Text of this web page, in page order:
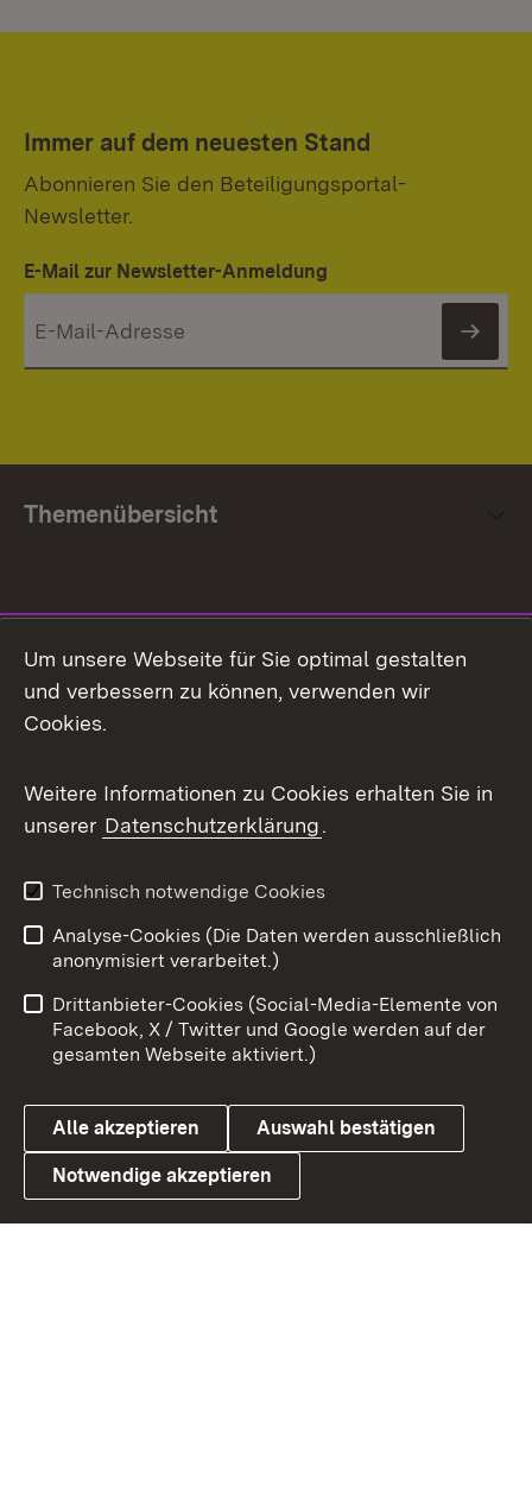
Immer auf dem neuesten Stand
Abonnieren Sie den Beteiligungsportal-
Newsletter.
E-Mail zur Newsletter-Anmeldung
Themenübersicht
Facebook
X / Twitter
Youtube
Link zum Landesportal
Impressum
Kontakt
Barrierefreiheit
Datenschutz
Cookies
Um unsere Webseite für Sie optimal gestalten
und verbessern zu können, verwenden wir
Cookies.
Weitere Informationen zu Cookies erhalten Sie in
unserer Datenschutzerklärung.
Technisch notwendige Cookies
Analyse-Cookies (Die Daten werden ausschließlich
anonymisiert verarbeitet.)
Drittanbieter-Cookies (Social-Media-Elemente von
Facebook, X / Twitter und Google werden auf der
gesamten Webseite aktiviert.)
Alle akzeptieren Auswahl bestätigen
Notwendige akzeptieren